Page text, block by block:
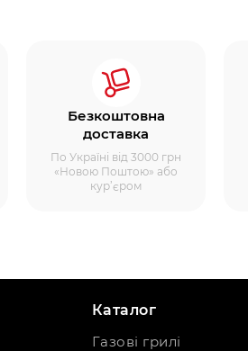
Безкоштовна
доставка
По Україні від 3000 грн
«Новою Поштою» або
кур’єром
Каталог
Газові грилі